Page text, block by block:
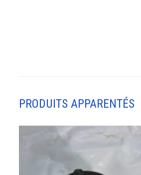
PRODUITS APPARENTÉS